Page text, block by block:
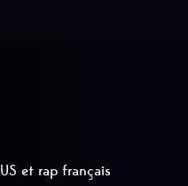
et rap français